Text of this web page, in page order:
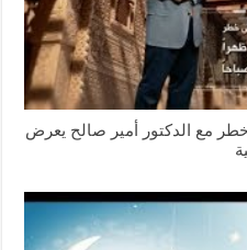
مع الدكتور أمير صالح يعرض